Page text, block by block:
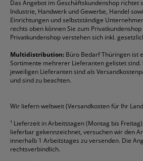
Rabatte & Aktionen
Etiketten
Fineliner
Folienschreiber
Formulare
Gelschreiber
Geschäftsbücher
Korrekturmittel
Kugelschreiber
Mappen
Ordner
Packband
Permanentmarker
Edding
Esselte
Faber-Castell
Fellowes
Franken
Fripa
HP
Pilot
Pritt
Stabilo
alle
Das Angebot im Geschäftskundenshop richtet
Industrie, Handwerk und Gewerbe, Handel
Einrichtungen und selbstständige
rechts oben können Sie zum
Privatkundenshop verstehen sich inkl.
Multidistribution: Büro Bedarf Thüringen ist
Sortimente mehrerer Lieferanten gelistet
jeweiligen Lieferanten sind als
und sind zu beachten.
Wir liefern weltweit (Versandkosten für Ihr
¹ Lieferzeit in Arbeitstagen (Montag bis
lieferbar gekennzeichnet, versuchen wir den
innerhalb 1 Arbeitstages zu versenden. Die
rechtsverbindlich.